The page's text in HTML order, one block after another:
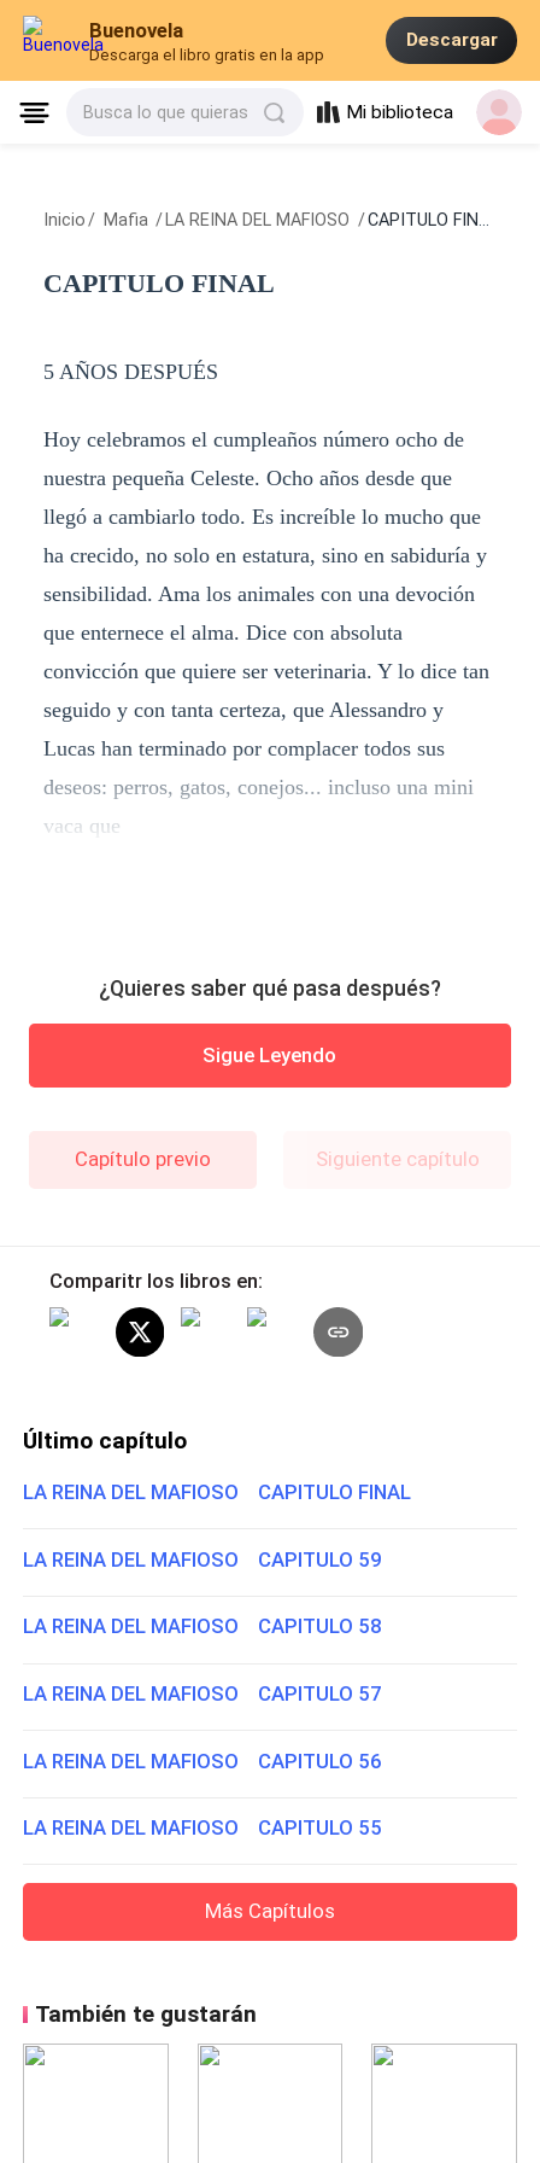
Buenovela
Descarga el libro gratis en la app
Descargar
Busca lo que quieras Mi biblioteca
Inicio / Mafia / LA REINA DEL MAFIOSO /CAPITULO FINAL
CAPITULO FINAL
5 AÑOS DESPUÉS
Hoy celebramos el cumpleaños número ocho de
nuestra pequeña Celeste. Ocho años desde que
llegó a cambiarlo todo. Es increíble lo mucho que
ha crecido, no solo en estatura, sino en sabiduría y
sensibilidad. Ama los animales con una devoción
que enternece el alma. Dice con absoluta
convicción que quiere ser veterinaria. Y lo dice tan
seguido y con tanta certeza, que Alessandro y
Lucas han terminado por complacer todos sus
deseos: perros, gatos, conejos... incluso una mini
vaca que
¿Quieres saber qué pasa después?
Sigue Leyendo
Capítulo previo Siguiente capítulo
Comparitr los libros en:
Último capítulo
LA REINA DEL MAFIOSO CAPITULO FINAL
LA REINA DEL MAFIOSO CAPITULO 59
LA REINA DEL MAFIOSO CAPITULO 58
LA REINA DEL MAFIOSO CAPITULO 57
LA REINA DEL MAFIOSO CAPITULO 56
LA REINA DEL MAFIOSO CAPITULO 55
Más Capítulos
También te gustarán